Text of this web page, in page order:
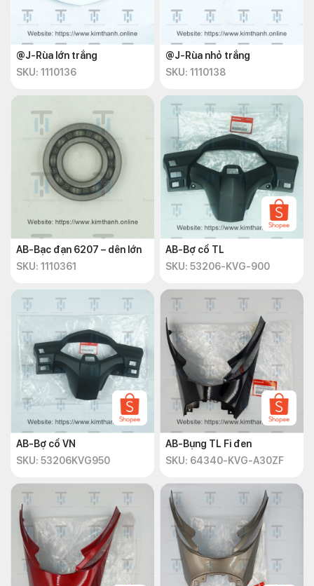
@J-Rùa lớn trắng
SKU: 1110136
@J-Rùa nhỏ trắng
SKU: 1110138
AB-Bạc đạn 6207 – dên lớn
SKU: 1110361
AB-Bợ cổ TL
SKU: 53206-KVG-900
AB-Bợ cổ VN
SKU: 53206KVG950
AB-Bụng TL Fi đen
SKU: 64340-KVG-A30ZF